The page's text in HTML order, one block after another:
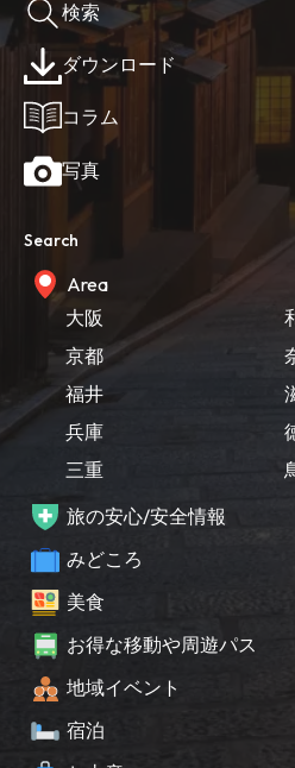
検索
ダウンロード
コラム
写真
Search
Area
大阪
京都
福井
兵庫
三重
旅の安心/安全情報
みどころ
美食
お得な移動や周遊パス
地域イベント
宿泊